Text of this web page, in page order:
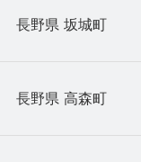
長野県 坂城町
長野県 高森町